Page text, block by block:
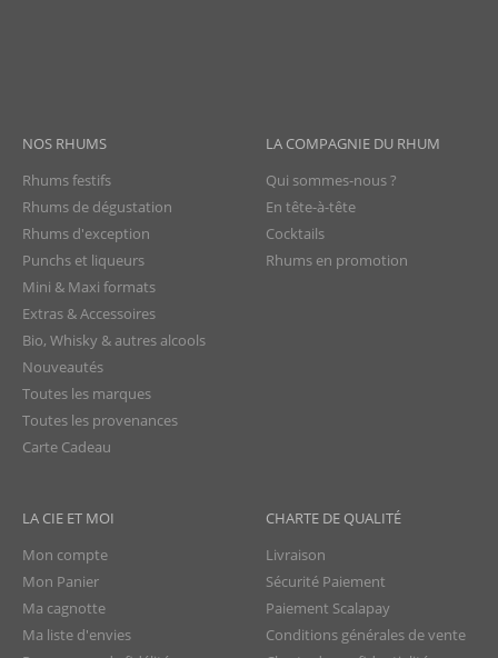
NOS RHUMS
Rhums festifs
Rhums de dégustation
Rhums d'exception
Punchs et liqueurs
Mini & Maxi formats
Extras & Accessoires
Bio, Whisky & autres alcools
Nouveautés
Toutes les marques
Toutes les provenances
Carte Cadeau
LA COMPAGNIE DU RHUM
Qui sommes-nous ?
En tête-à-tête
Cocktails
Rhums en promotion
LA CIE ET MOI
Mon compte
Mon Panier
Ma cagnotte
Ma liste d'envies
CHARTE DE QUALITÉ
Livraison
Sécurité Paiement
Paiement Scalapay
Conditions générales de vente